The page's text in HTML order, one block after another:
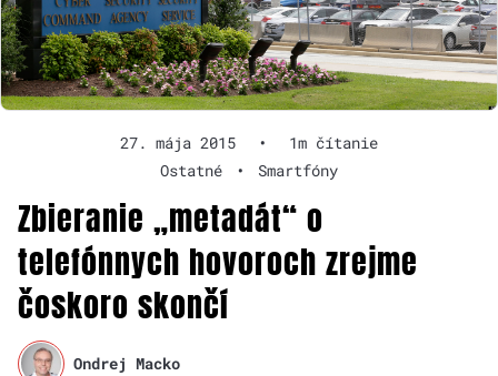
27. mája 2015 •
1m čítanie
Ostatné
• Smartfóny
Zbieranie „metadát“ o
telefónnych hovoroch zrejme
čoskoro skončí
Ondrej Macko